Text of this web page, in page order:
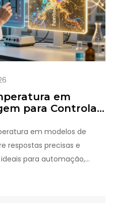
em
para Controlar
em modelos de
respostas precisas e
para automação,